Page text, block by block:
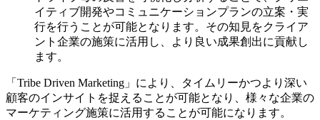
イティブ開発やコミュニケーションプランの立案・実
行を行うことが可能となります。その知見をクライア
ント企業の施策に活用し、より良い成果創出に貢献し
ます。
「Tribe Driven Marketing」により、タイムリーかつより深い
顧客のインサイトを捉えることが可能となり、様々な企業の
マーケティング施策に活用することが可能になります。